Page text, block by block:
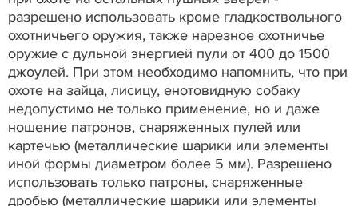
разрешено использовать кроме гладкоствольного
охотничьего оружия, также нарезное охотничье
оружие с дульной энергией пули от 400 до 1500
джоулей. При этом необходимо напомнить, что при
охоте на зайца, лисицу, енотовидную собаку
недопустимо не только применение, но и даже
ношение патронов, снаряженных пулей или
картечью (металлические шарики или элементы
иной формы диаметром более 5 мм). Разрешено
использовать только патроны, снаряженные
дробью (металлические шарики или элементы